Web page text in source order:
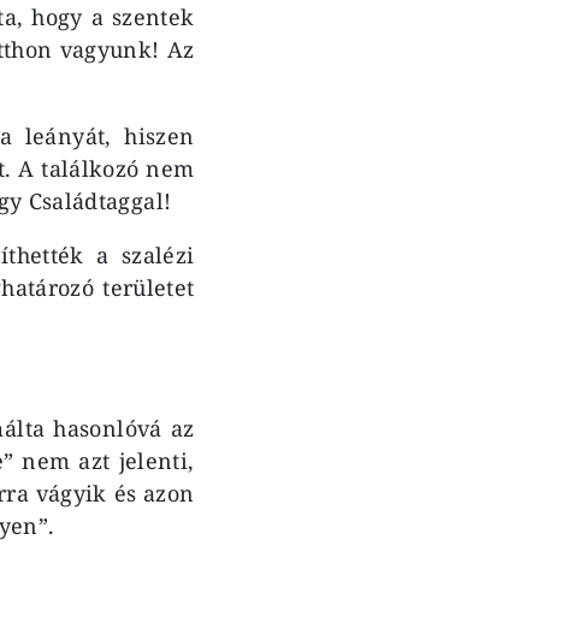
hogy a szentek
vagyunk! Az
leányát, hiszen
A találkozó nem
Családtaggal!
a szalézi
területet
hasonlóvá az
nem azt jelenti,
vágyik és azon